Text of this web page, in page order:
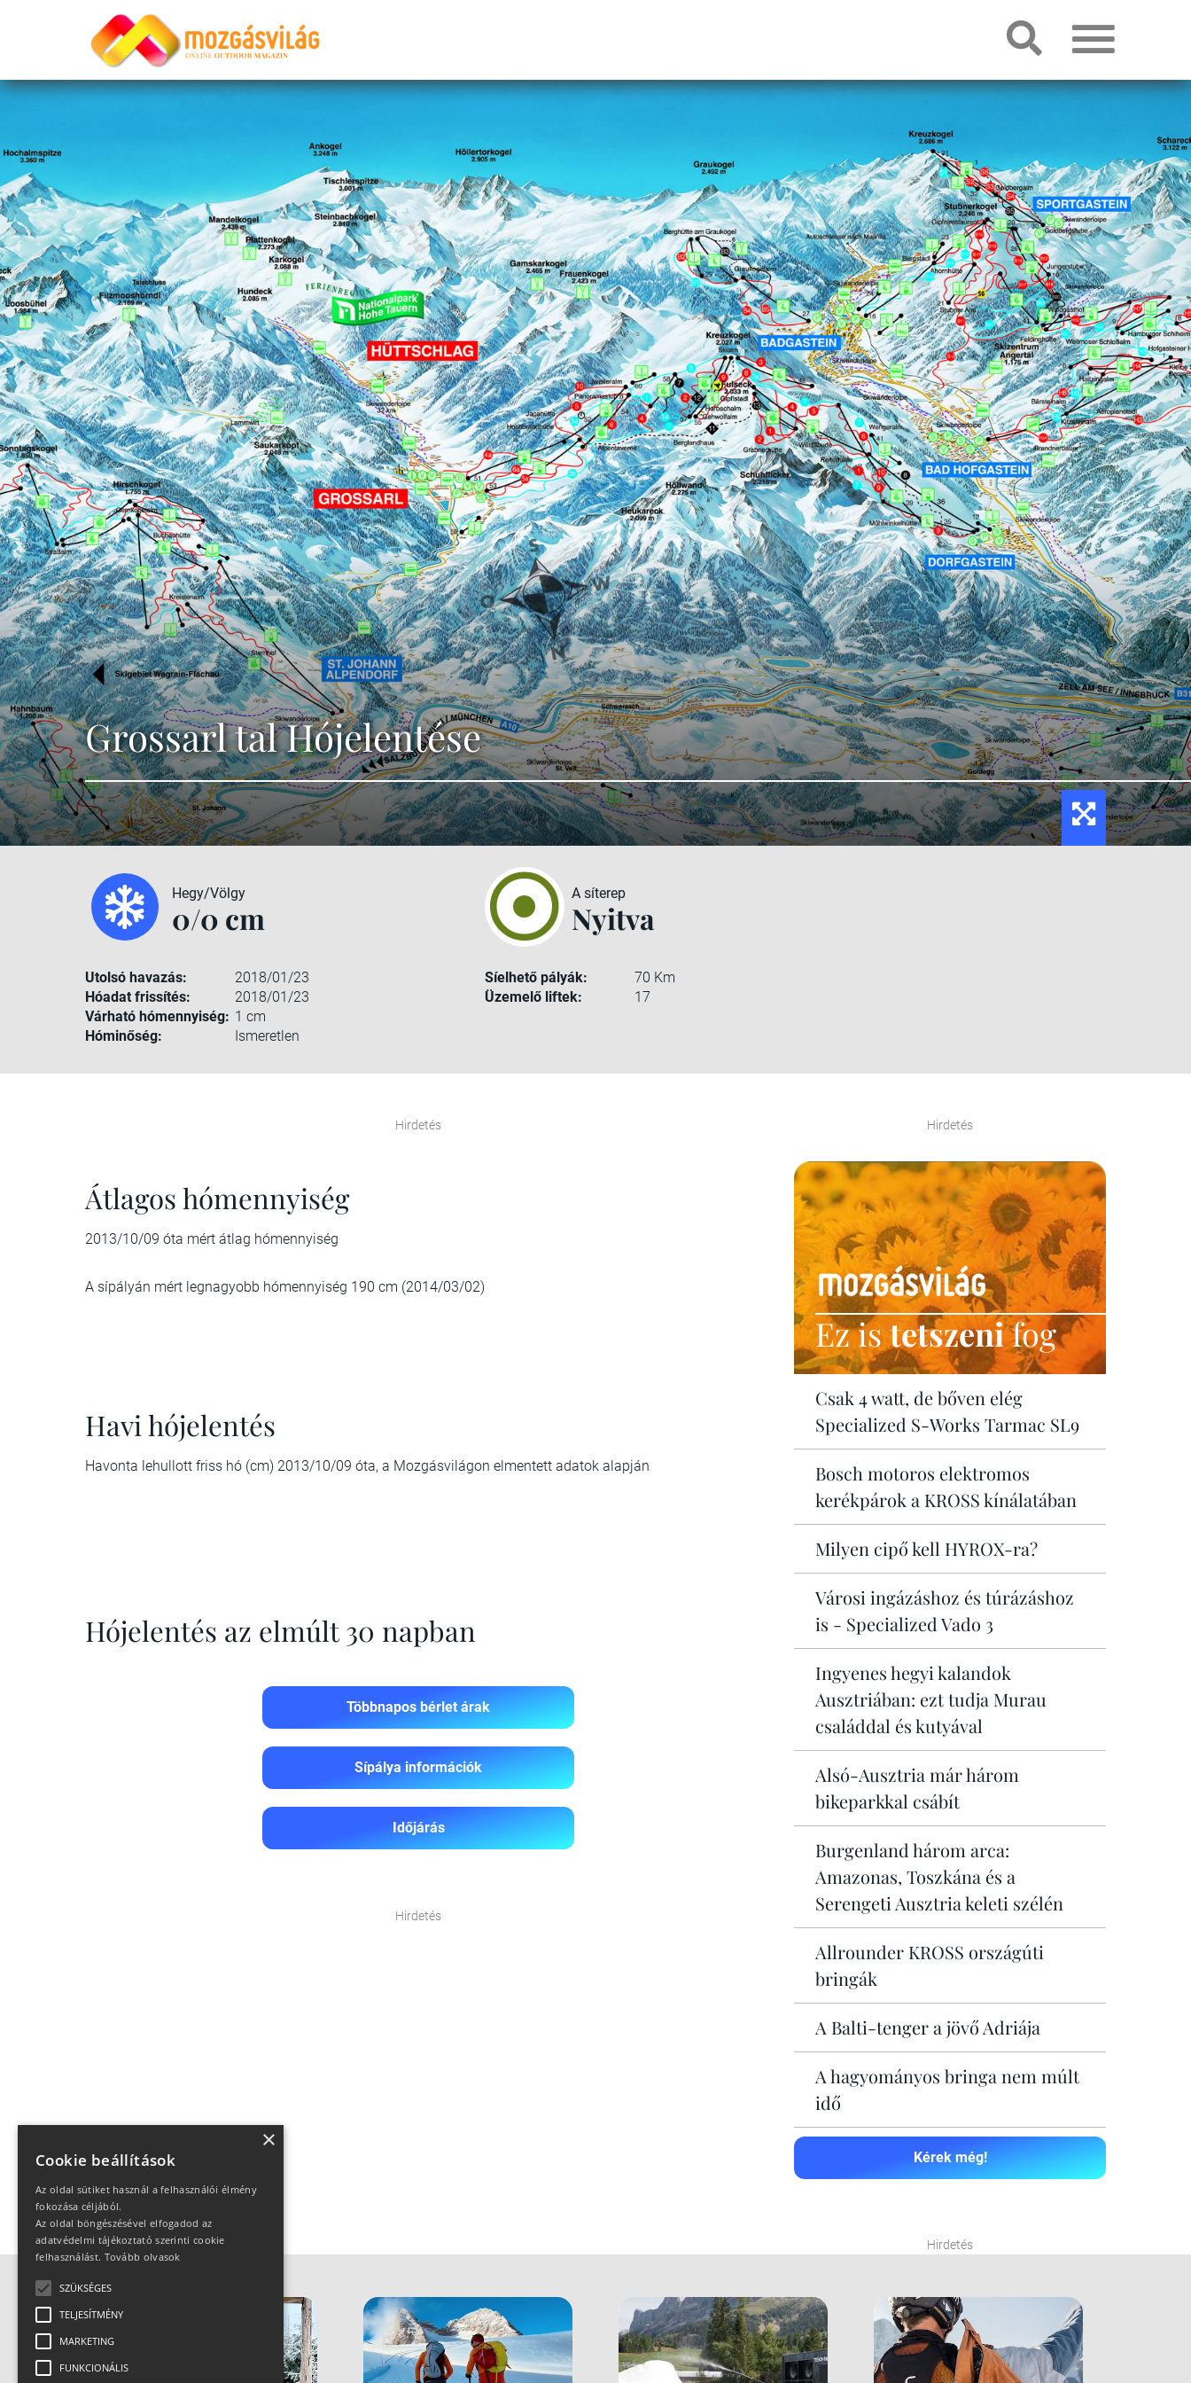
Grossarl tal Hójelentése
Hegy/Völgy
0/0 cm
Utolsó havazás:
2018/01/23
Hóadat frissítés:
2018/01/23
Várható hómennyiség: 1 cm
Hóminőség:
Ismeretlen
A síterep
Nyitva
Síelhető pályák:
70 Km
Üzemelő liftek:
17
Hirdetés
Átlagos hómennyiség
2013/10/09 óta mért átlag hómennyiség
A sípályán mért legnagyobb hómennyiség 190 cm (2014/03/02)
Havi hójelentés
Havonta lehullott friss hó (cm) 2013/10/09 óta, a Mozgásvilágon elmentett adatok alapján
Hójelentés az elmúlt 30 napban
Többnapos bérlet árak
Sípálya információk
Időjárás
Hirdetés
Hirdetés
Ez istetszenifog
Csak 4 watt, de bőven elég
Specialized S-Works Tarmac SL9
Bosch motoros elektromos
kerékpárok a KROSS kínálatában
Milyen cipő kell HYROX-ra?
Városi ingázáshoz és túrázáshoz
is - Specialized Vado 3
Ingyenes hegyi kalandok
Ausztriában: ezt tudja Murau
családdal és kutyával
Alsó-Ausztria már három
bikeparkkal csábít
Burgenland három arca:
Amazonas, Toszkána és a
Serengeti Ausztria keleti szélén
Allrounder KROSS országúti
bringák
A Balti-tenger a jövő Adriája
A hagyományos bringa nem múlt
idő
Kérek még!
Hirdetés
×
Cookie beállítások
Az oldal sütiket használ a felhasználói élmény
fokozása céljából.
Az oldal böngészésével elfogadod az
adatvédelmi tájékoztató szerinti cookie
felhasználást. Tovább olvasok
SZÜKSÉGES
TELJESÍTMÉNY
MARKETING
FUNKCIONÁLIS